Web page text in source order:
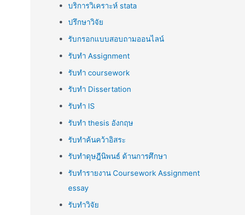
บริการวิเคราะห์ stata
ปรึกษาวิจัย
รับกรอกแบบสอบถามออนไลน์
รับทำ Assignment
รับทำ coursework
รับทำ Dissertation
รับทำ IS
รับทำ thesis อังกฤษ
รับทำค้นคว้าอิสระ
รับทำดุษฎีนิพนธ์ ด้านการศึกษา
รับทำรายงาน Coursework Assignment
essay
รับทำวิจัย